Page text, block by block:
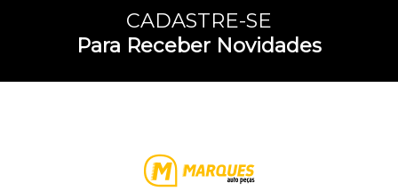
CADASTRE-SE
Para Receber Novidades